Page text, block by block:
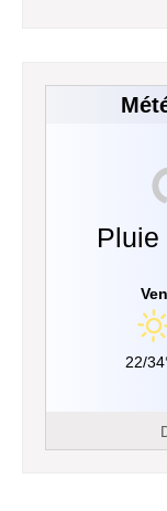
Pluie
Ven
22/